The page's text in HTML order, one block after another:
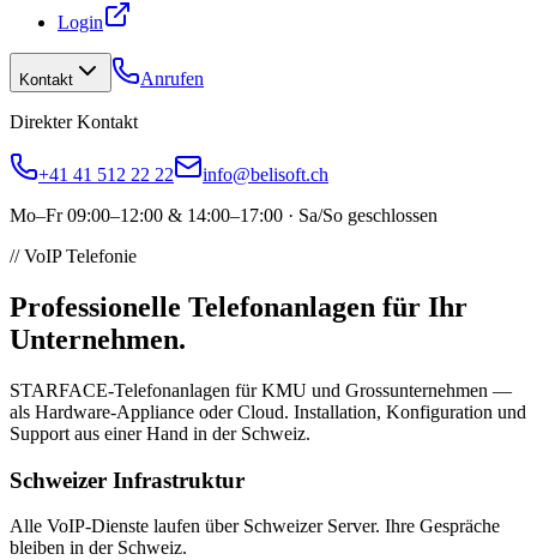
Login
Kontakt Anrufen
Direkter Kontakt
+41 41 512 22 22
info@belisoft.ch
Mo–Fr 09:00–12:00 & 14:00–17:00 · Sa/So geschlossen
// VoIP Telefonie
Professionelle Telefonanlagen für Ihr
Unternehmen.
STARFACE-Telefonanlagen für KMU und Grossunternehmen —
als Hardware-Appliance oder Cloud. Installation, Konfiguration und
Support aus einer Hand in der Schweiz.
Schweizer Infrastruktur
Alle VoIP-Dienste laufen über Schweizer Server. Ihre Gespräche
bleiben in der Schweiz.